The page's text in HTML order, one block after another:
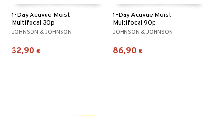
1-Day Acuvue Moist
Multifocal 30p
JOHNSON & JOHNSON
32,90 €
1-Day Acuvue Moist
Multifocal 90p
JOHNSON & JOHNSON
86,90 €